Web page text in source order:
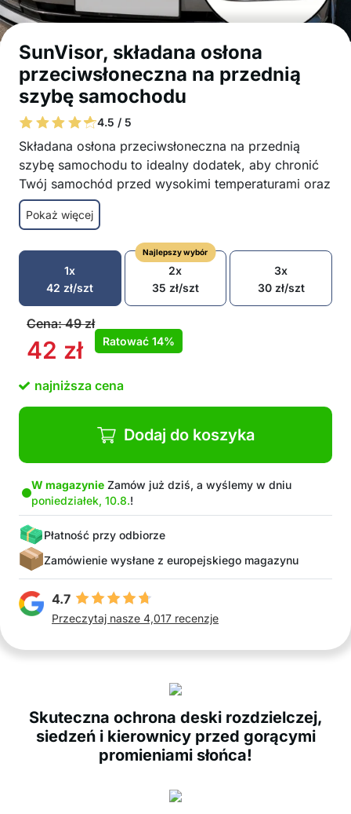
SunVisor, składana osłona
przeciwsłoneczna na przednią
szybę samochodu
4.5 / 5
Składana osłona przeciwsłoneczna na przednią
szybę samochodu to idealny dodatek, aby chronić
Twój samochód przed wysokimi temperaturami oraz
zbyt gorącą kierownicą i deską rozdzielczą!
Skuteczna ochrona deski rozdzielczej, siedzeń i
kierownicy przed ciepłem
Zmniejsza temperaturę wewnątrz samochodu
Łatwa w montażu
Składana konstrukcja dla łatwego
przechowywania
Wykonana z wysokiej jakości materiałów
Kompaktowa i przenośna
osobowych
W Pakiecie 1x składany parasol na szybę
Pokaż więcej
1x
42 zł/szt
Najlepszy wybór
2x
35 zł/szt
3x
30 zł/szt
Cena:49zł
42 zł Ratować 14%
najniższa cena
Dodaj do koszyka
W magazynie Zamów już dziś, a wyślemy w dniu
poniedziałek, 10.8.!
Płatność przy odbiorze
Zamówienie wysłane z europejskiego magazynu
4.7
Przeczytaj nasze 4,017 recenzje
Skuteczna ochrona deski rozdzielczej,
siedzeń i kierownicy przed gorącymi
promieniami słońca!